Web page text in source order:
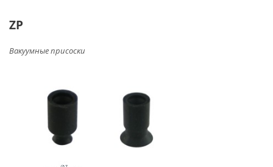
ZP
Вакуумные присоски